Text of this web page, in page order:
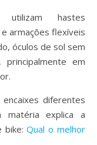
utilizam hastes
armações flexíveis
óculos de sol sem
em
diferentes
matéria explica a
bike:Qual o melhor